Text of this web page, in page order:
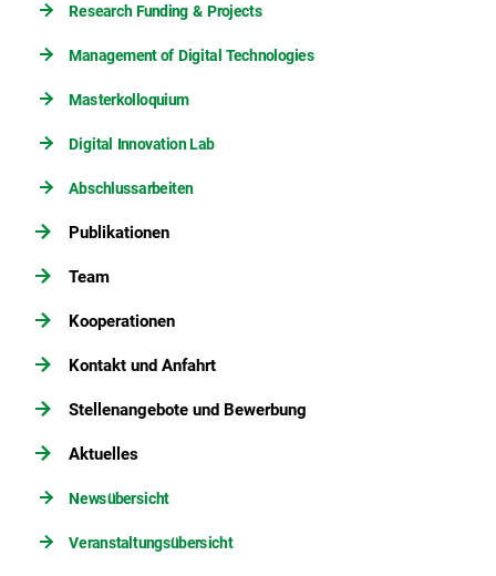
Research Funding & Projects
Management of Digital Technologies
Masterkolloquium
Digital Innovation Lab
Abschlussarbeiten
Publikationen
Team
Kooperationen
Kontakt und Anfahrt
Stellenangebote und Bewerbung
Aktuelles
Newsübersicht
Veranstaltungsübersicht